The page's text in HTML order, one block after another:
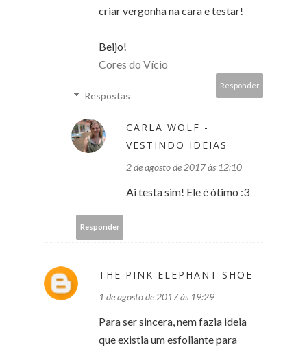
criar vergonha na cara e testar!
Beijo!
Cores do Vício
Responder
Respostas
CARLA WOLF -
VESTINDO IDEIAS
2 de agosto de 2017 às 12:10
Ai testa sim! Ele é ótimo :3
Responder
THE PINK ELEPHANT SHOE
1 de agosto de 2017 às 19:29
Para ser sincera, nem fazia ideia
que existia um esfoliante para